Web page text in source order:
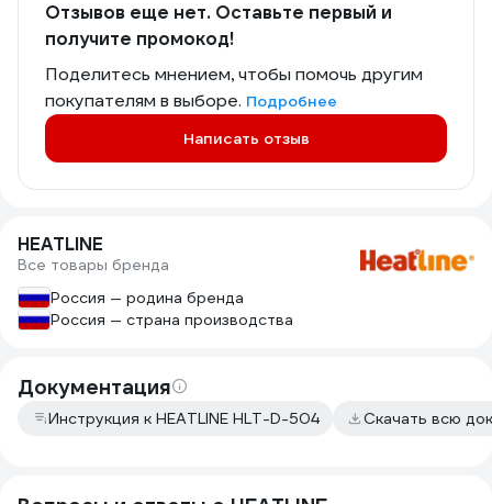
Отзывов еще нет. Оставьте первый и
получите промокод!
Поделитесь мнением, чтобы помочь другим
покупателям в выборе. Подробнее
Написать отзыв
HEATLINE
Все товары бренда
Россия — родина бренда
Россия — страна производства
Документация
Инструкция к HEATLINE HLT-D-504 Скачать всю